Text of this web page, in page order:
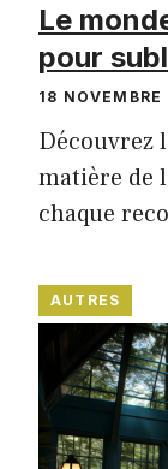
Le
pour
18
Découvrez
matière de
chaque
AUTRES